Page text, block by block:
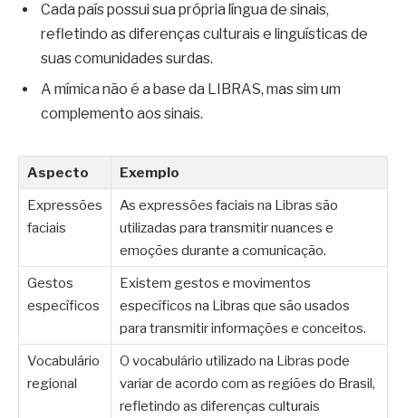
Cada país possui sua própria língua de sinais,
refletindo as diferenças culturais e linguísticas de
suas comunidades surdas.
A mímica não é a base da LIBRAS, mas sim um
complemento aos sinais.
Aspecto
Exemplo
Expressões
faciais
As expressões faciais na Libras são
utilizadas para transmitir nuances e
emoções durante a comunicação.
Gestos
específicos
Existem gestos e movimentos
específicos na Libras que são usados
para transmitir informações e conceitos.
Vocabulário
regional
O vocabulário utilizado na Libras pode
variar de acordo com as regiões do Brasil,
refletindo as diferenças culturais